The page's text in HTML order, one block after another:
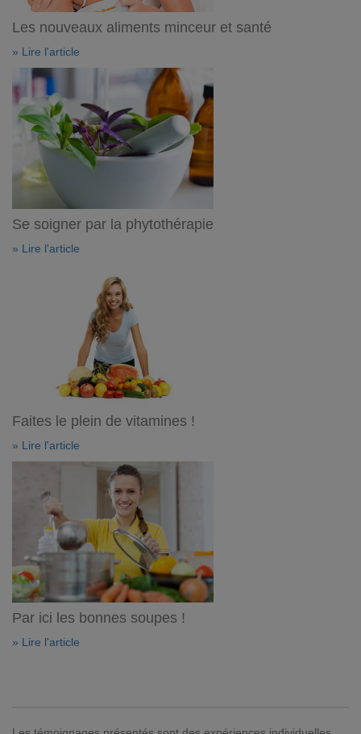
Les nouveaux aliments minceur et santé
» Lire l'article
Se soigner par la phytothérapie
» Lire l'article
Faites le plein de vitamines !
» Lire l'article
Par ici les bonnes soupes !
» Lire l'article